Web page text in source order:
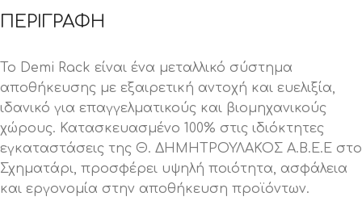
ΠΕΡΙΓΡΑΦΉ
Το Demi Rack είναι ένα μεταλλικό σύστημα
αποθήκευσης με εξαιρετική αντοχή και ευελιξία,
ιδανικό για επαγγελματικούς και βιομηχανικούς
χώρους. Κατασκευασμένο 100% στις ιδιόκτητες
εγκαταστάσεις της Θ. ΔΗΜΗΤΡΟΥΛΑΚΟΣ Α.Β.Ε.Ε στο
Σχηματάρι, προσφέρει υψηλή ποιότητα, ασφάλεια
και εργονομία στην αποθήκευση προϊόντων.